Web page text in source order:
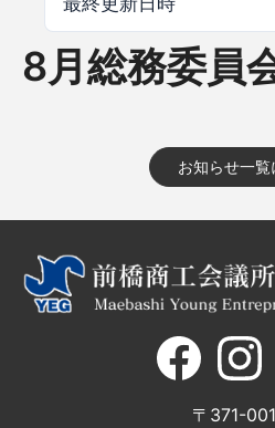
8月総務委員
お知らせ一覧
〒371-